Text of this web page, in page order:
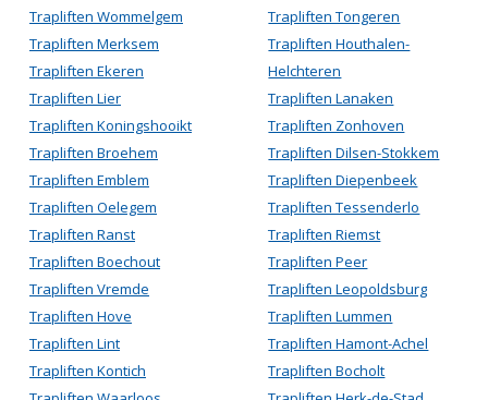
Trapliften Wommelgem
Trapliften Merksem
Trapliften Ekeren
Trapliften Lier
Trapliften Koningshooikt
Trapliften Broehem
Trapliften Emblem
Trapliften Oelegem
Trapliften Ranst
Trapliften Boechout
Trapliften Vremde
Trapliften Hove
Trapliften Lint
Trapliften Kontich
Trapliften Tongeren
Trapliften Houthalen-
Helchteren
Trapliften Lanaken
Trapliften Zonhoven
Trapliften Dilsen-Stokkem
Trapliften Diepenbeek
Trapliften Tessenderlo
Trapliften Riemst
Trapliften Peer
Trapliften Leopoldsburg
Trapliften Lummen
Trapliften Hamont-Achel
Trapliften Bocholt